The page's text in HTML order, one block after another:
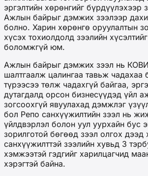
эргэлтийн хөрөнгийг бүрдүүлэхээр
Ажлын байрыг дэмжих зээлээр
болно. Харин хөрөнгө оруулалтын
хүсэх тохиолдолд зээлийн
боломжгүй юм.
Ажлын байрыг дэмжих зээл нь
шалтгаалж цалингаа тавьж чадахаа
түрээсээ төлж чадахгүй байгаа,
дутагдалд орсон бизнесүүдэд үйл
зогсоохгүй явуулахад дэмжлэг
бол Репо санхүүжилтийн зээл нь
үйлдвэрлэл болон уул уурхайн бус
зорилготой бөгөөд зээл олгох
санхүүжилттэй зээлийн хувьд 3
хэмжээтэй гэдгийг харилцагчид
хэрэгтэй байна.